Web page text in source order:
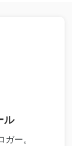
ル
ー。